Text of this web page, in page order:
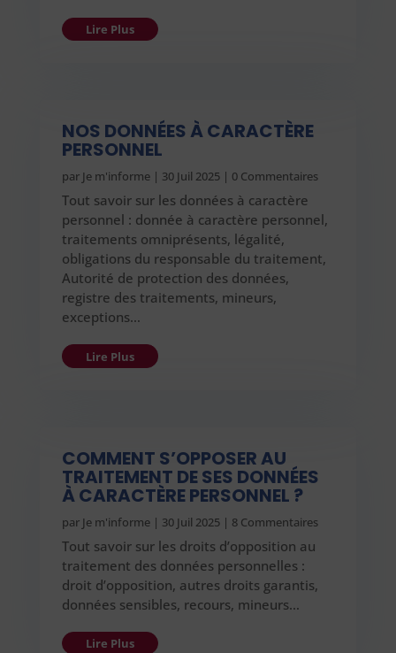
Lire Plus
NOS DONNÉES À CARACTÈRE
PERSONNEL
par Je m'informe| 30 Juil 2025| 0 Commentaires
Tout savoir sur les données à caractère
personnel : donnée à caractère personnel,
traitements omniprésents, légalité,
obligations du responsable du traitement,
Autorité de protection des données,
registre des traitements, mineurs,
exceptions…
Lire Plus
COMMENT S’OPPOSER AU
TRAITEMENT DE SES DONNÉES
À CARACTÈRE PERSONNEL ?
par Je m'informe| 30 Juil 2025| 8 Commentaires
Tout savoir sur les droits d’opposition au
traitement des données personnelles :
droit d’opposition, autres droits garantis,
données sensibles, recours, mineurs…
Lire Plus